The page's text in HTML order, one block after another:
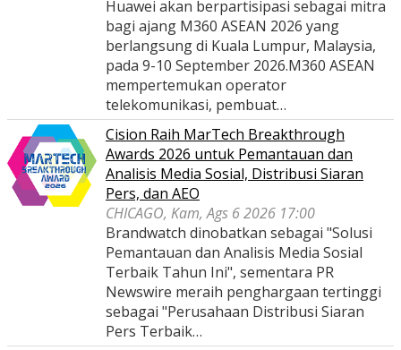
Huawei akan berpartisipasi sebagai mitra
bagi ajang M360 ASEAN 2026 yang
berlangsung di Kuala Lumpur, Malaysia,
pada 9-10 September 2026.M360 ASEAN
mempertemukan operator
telekomunikasi, pembuat…
Cision Raih MarTech Breakthrough
Awards 2026 untuk Pemantauan dan
Analisis Media Sosial, Distribusi Siaran
Pers, dan AEO
CHICAGO, Kam, Ags 6 2026 17:00
Brandwatch dinobatkan sebagai "Solusi
Pemantauan dan Analisis Media Sosial
Terbaik Tahun Ini", sementara PR
Newswire meraih penghargaan tertinggi
sebagai "Perusahaan Distribusi Siaran
Pers Terbaik…